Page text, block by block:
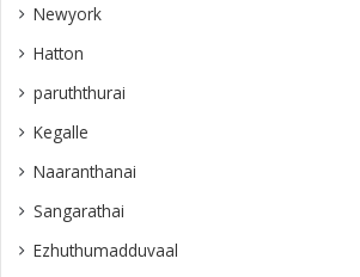
Newyork
Hatton
paruththurai
Kegalle
Naaranthanai
Sangarathai
Ezhuthumadduvaal